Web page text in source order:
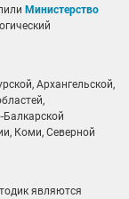
Министерство
Архангельской,
Балкарской
Коми, Северной
являются